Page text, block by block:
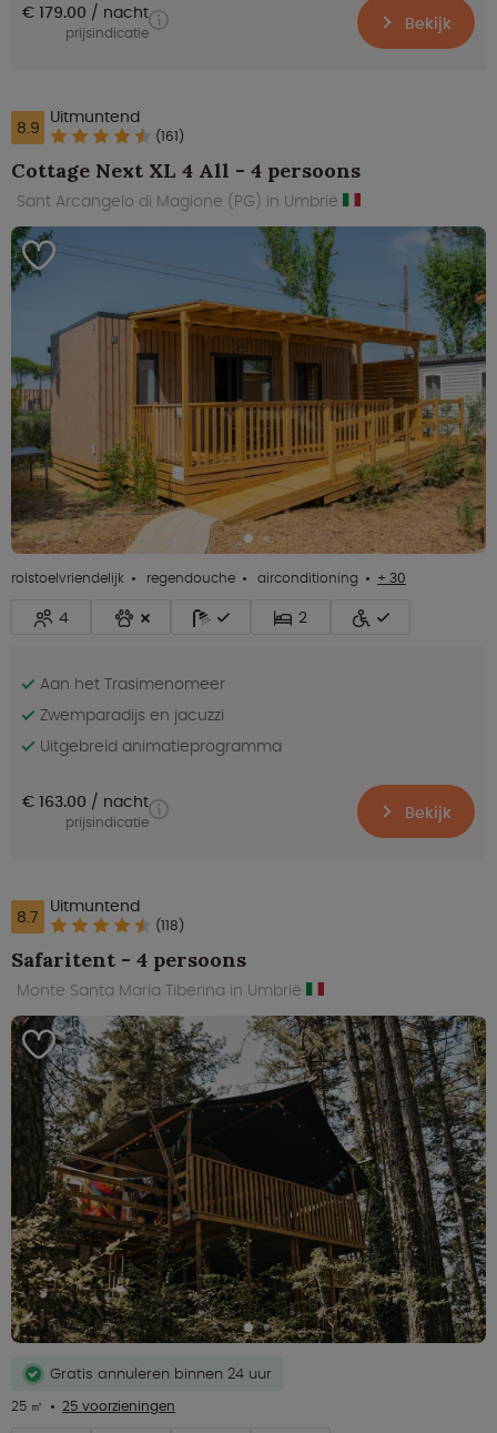
€ 179.00 nacht
prijsindicatie Bekijk
8.9 Uitmuntend
(161)
Cottage Next XL 4 All - 4 persoons
Sant Arcangelo di Magione (PG) in Umbrië
rolstoelvriendelijk regendouche airconditioning + 30
4 2
Aan het Trasimenomeer
Zwemparadijs en jacuzzi
Uitgebreid animatieprogramma
€ 163.00 nacht
prijsindicatie Bekijk
8.7 Uitmuntend
(118)
Safaritent - 4 persoons
Monte Santa Maria Tiberina in Umbrië
Gratis annuleren binnen 24 uur
25 ㎡
25 voorzieningen